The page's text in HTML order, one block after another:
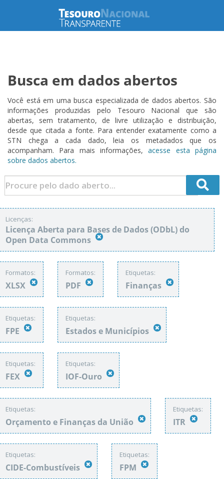
Busca em dados abertos
Você está em uma busca especializada de dados abertos. São
informações produzidas pelo Tesouro Nacional que são
abertas, sem tratamento, de livre utilização e distribuição,
desde que citada a fonte. Para entender exatamente como a
STN chega a cada dado, leia os metadados que os
acompanham. Para mais informações,acesse esta página
sobre dados abertos.
Licenças:
Licença Aberta para Bases de Dados (ODbL) do
Open Data Commons
Formatos:
XLSX
Formatos:
PDF
Etiquetas:
Finanças
Etiquetas:
FPE
Etiquetas:
Estados e Municípios
Etiquetas:
FEX
Etiquetas:
IOF-Ouro
Etiquetas:
Orçamento e Finanças da União
Etiquetas:
ITR
Etiquetas:
CIDE-Combustíveis
Etiquetas:
FPM